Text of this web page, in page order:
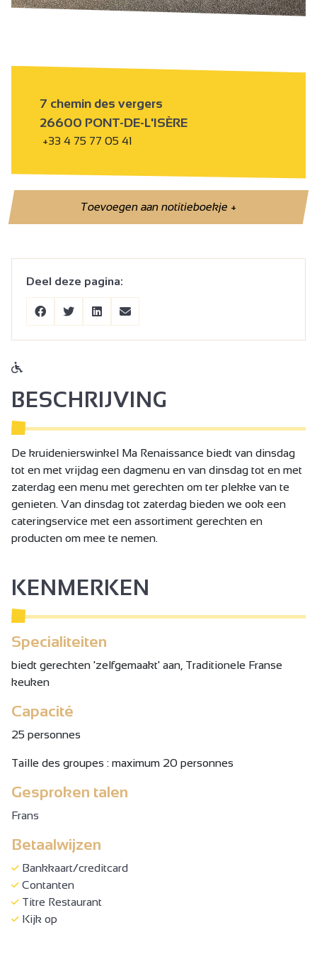
7 chemin des vergers
26600 PONT-DE-L'ISÈRE
+33 4 75 77 05 41
Toevoegen aan notitieboekje+
Deel deze pagina:
BESCHRIJVING
De kruidenierswinkel Ma Renaissance biedt van dinsdag
tot en met vrijdag een dagmenu en van dinsdag tot en met
zaterdag een menu met gerechten om ter plekke van te
genieten. Van dinsdag tot zaterdag bieden we ook een
cateringservice met een assortiment gerechten en
producten om mee te nemen.
KENMERKEN
Specialiteiten
biedt gerechten 'zelfgemaakt' aan, Traditionele Franse
keuken
Capacité
25 personnes
Taille des groupes : maximum 20 personnes
Gesproken talen
Frans
Betaalwijzen
Bankkaart/creditcard
Contanten
Titre Restaurant
Kijk op